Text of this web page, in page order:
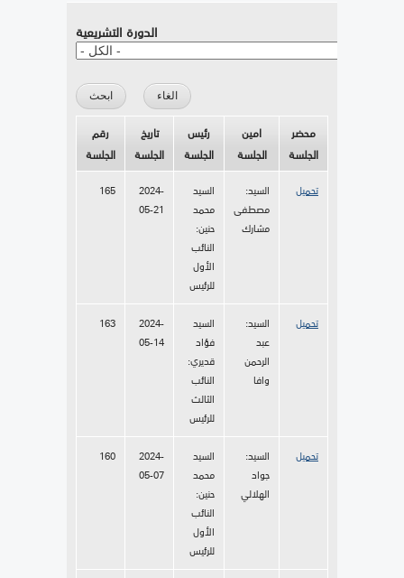
الدورة التشريعية
رقم
الجلسة
تاريخ
الجلسة
رئيس
الجلسة
امين
الجلسة
محضر
الجلسة
165
2024-
05-21
السيد
محمد
حنين:
النائب
الأول
للرئيس
السيد:
مصطفى
مشارك
تحميل
163
2024-
05-14
السيد
فؤاد
قديري:
النائب
الثالث
للرئيس
السيد:
عبد
الرحمن
وافا
تحميل
160
2024-
05-07
السيد
محمد
حنين:
النائب
الأول
للرئيس
السيد:
جواد
الهلالي
تحميل